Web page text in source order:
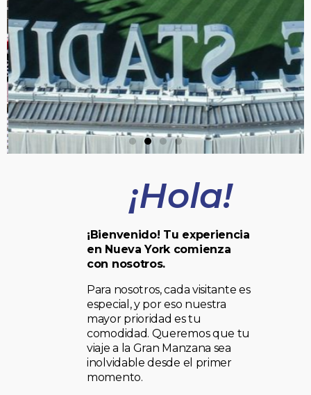
¡Hola!
¡Bienvenido! Tu experiencia
en Nueva York comienza
con nosotros.
Para nosotros, cada visitante es
especial, y por eso nuestra
mayor prioridad es tu
comodidad. Queremos que tu
viaje a la Gran Manzana sea
inolvidable desde el primer
momento.